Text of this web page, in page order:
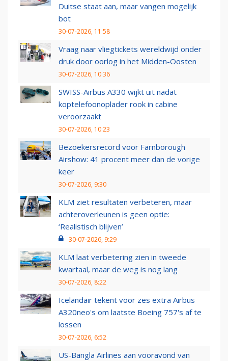
Duitse staat aan, maar vangen mogelijk
bot
30-07-2026, 11:58
Vraag naar vliegtickets wereldwijd onder
druk door oorlog in het Midden-Oosten
30-07-2026, 10:36
SWISS-Airbus A330 wijkt uit nadat
koptelefoonoplader rook in cabine
veroorzaakt
30-07-2026, 10:23
Bezoekersrecord voor Farnborough
Airshow: 41 procent meer dan de vorige
keer
30-07-2026, 9:30
KLM ziet resultaten verbeteren, maar
achteroverleunen is geen optie:
‘Realistisch blijven’
30-07-2026, 9:29
KLM laat verbetering zien in tweede
kwartaal, maar de weg is nog lang
30-07-2026, 8:22
Icelandair tekent voor zes extra Airbus
A320neo's om laatste Boeing 757's af te
lossen
30-07-2026, 6:52
US-Bangla Airlines aan vooravond van